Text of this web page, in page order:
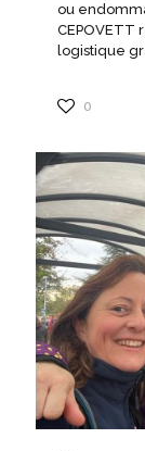
ou
CEPOVETT
logistique
0